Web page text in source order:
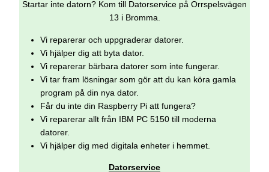
Startar inte datorn? Kom till Datorservice på Orrspelsvägen
13 i Bromma.
Vi reparerar och uppgraderar datorer.
Vi hjälper dig att byta dator.
Vi reparerar bärbara datorer som inte fungerar.
Vi tar fram lösningar som gör att du kan köra gamla
program på din nya dator.
Får du inte din Raspberry Pi att fungera?
Vi reparerar allt från IBM PC 5150 till moderna
datorer.
Vi hjälper dig med digitala enheter i hemmet.
Datorservice